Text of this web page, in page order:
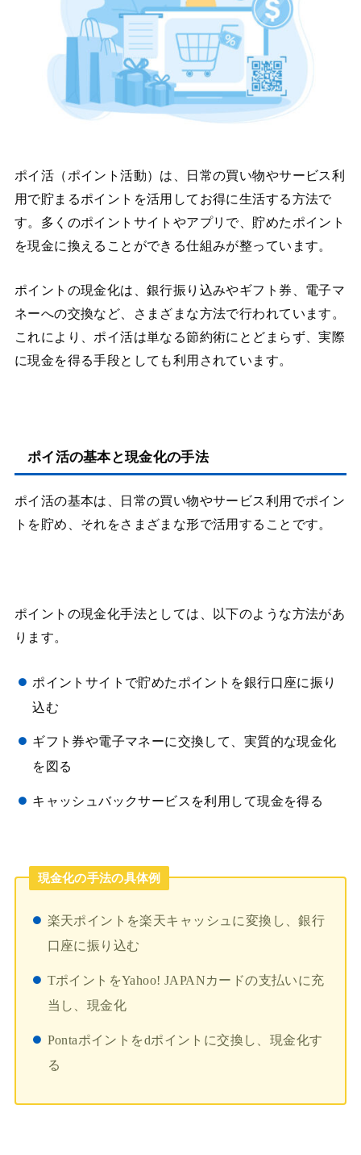
ポイ活（ポイント活動）は、日常の買い物やサービス利
用で貯まるポイントを活用してお得に生活する方法で
す。多くのポイントサイトやアプリで、貯めたポイント
を現金に換えることができる仕組みが整っています。
ポイントの現金化は、銀行振り込みやギフト券、電子マ
ネーへの交換など、さまざまな方法で行われています。
これにより、ポイ活は単なる節約術にとどまらず、実際
に現金を得る手段としても利用されています。
ポイ活の基本と現金化の手法
ポイ活の基本は、日常の買い物やサービス利用でポイン
トを貯め、それをさまざまな形で活用することです。
ポイントの現金化手法としては、以下のような方法があ
ります。
ポイントサイトで貯めたポイントを銀行口座に振り
込む
ギフト券や電子マネーに交換して、実質的な現金化
を図る
キャッシュバックサービスを利用して現金を得る
現金化の手法の具体例
楽天ポイントを楽天キャッシュに変換し、銀行
口座に振り込む
TポイントをYahoo! JAPANカードの支払いに充
当し、現金化
Pontaポイントをdポイントに交換し、現金化す
る